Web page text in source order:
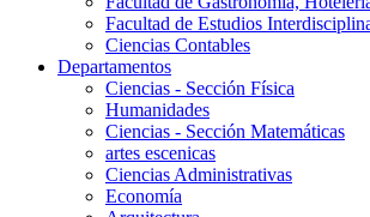
Facultad de Estudios
Ciencias Contables
Departamentos
Ciencias - Sección Física
Humanidades
Ciencias - Sección Matemáticas
artes escenicas
Ciencias Administrativas
Economía